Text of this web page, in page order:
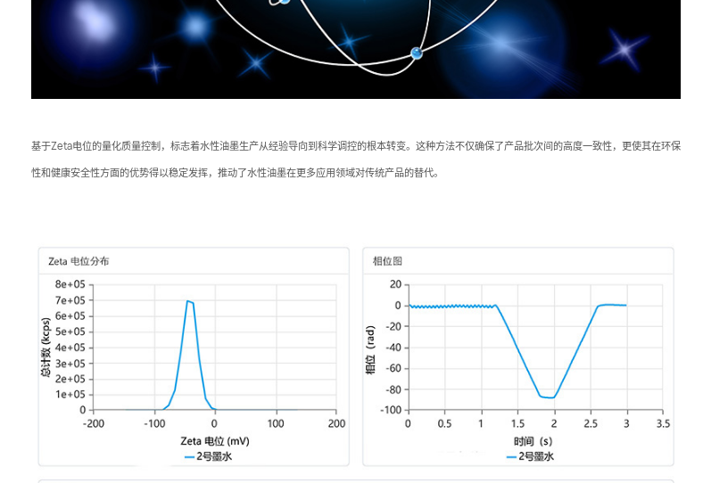
基于Zeta电位的量化质量控制，标志着水性油墨生产从经验导向到科学调控的根本转变。这种方法不仅确保了产品批次间的高度一致性，更使其在环保
性和健康安全性方面的优势得以稳定发挥，推动了水性油墨在更多应用领域对传统产品的替代。